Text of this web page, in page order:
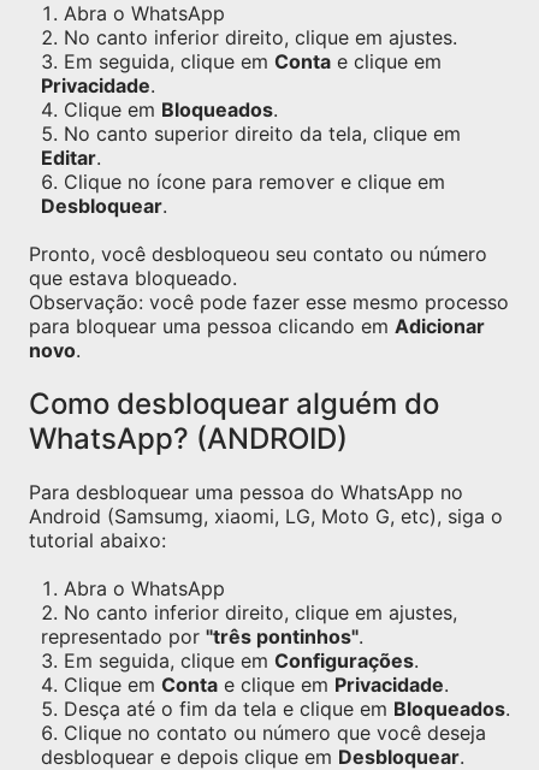
Abra o WhatsApp
No canto inferior direito, clique em ajustes.
Em seguida, clique em Conta e clique em
Privacidade.
Clique em Bloqueados.
No canto superior direito da tela, clique em
Editar.
Clique no ícone para remover e clique em
Desbloquear.
Pronto, você desbloqueou seu contato ou número
que estava bloqueado.
Observação: você pode fazer esse mesmo processo
para bloquear uma pessoa clicando em Adicionar
novo.
Como desbloquear alguém do
WhatsApp? (ANDROID)
Para desbloquear uma pessoa do WhatsApp no
Android (Samsumg, xiaomi, LG, Moto G, etc), siga o
tutorial abaixo:
Abra o WhatsApp
No canto inferior direito, clique em ajustes,
representado por "três pontinhos".
Em seguida, clique em Configurações.
Clique em Conta e clique em Privacidade.
Desça até o fim da tela e clique em Bloqueados.
Clique no contato ou número que você deseja
desbloquear e depois clique em Desbloquear.